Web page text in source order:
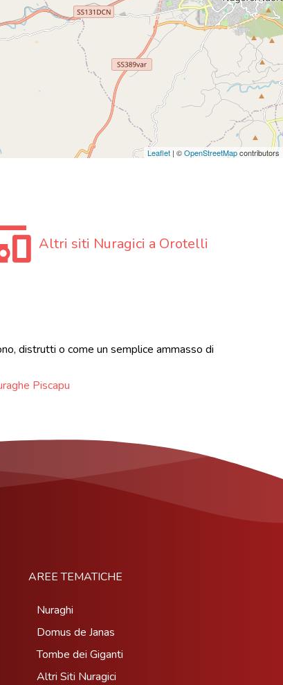
Leaflet | ©OpenStreetMapcontributors
Altri siti Nuragici a Orotelli
distrutti o come un semplice ammasso di
Piscapu
AREE TEMATICHE
Nuraghi
Domus de Janas
Tombe dei Giganti
Altri Siti Nuragici